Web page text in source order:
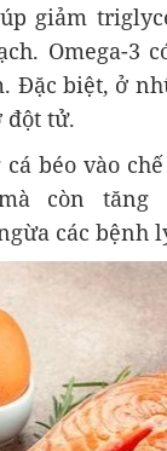
giảm
Omega-3
Đặc biệt, ở
đột tử.
béo vào
còn tăng
các bệnh